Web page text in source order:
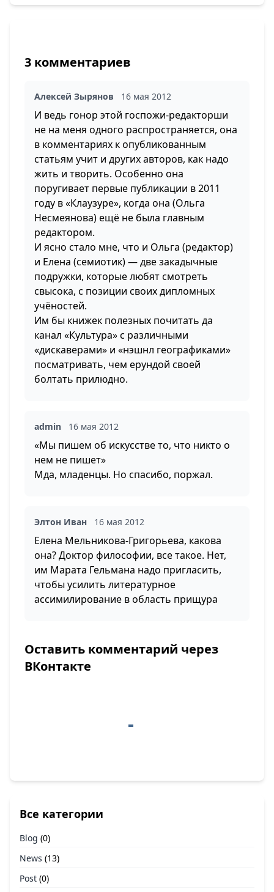
3 комментариев
Алексей Зырянов 16 мая 2012
И ведь гонор этой госпожи-редакторши
не на меня одного распространяется, она
в комментариях к опубликованным
статьям учит и других авторов, как надо
жить и творить. Особенно она
поругивает первые публикации в 2011
году в «Клаузуре», когда она (Ольга
Несмеянова) ещё не была главным
редактором.
И ясно стало мне, что и Ольга (редактор)
и Елена (семиотик) — две закадычные
подружки, которые любят смотреть
свысока, с позиции своих дипломных
учёностей.
Им бы книжек полезных почитать да
канал «Культура» с различными
«дискаверами» и «нэшнл географиками»
посматривать, чем ерундой своей
болтать прилюдно.
admin 16 мая 2012
«Мы пишем об искусстве то, что никто о
нем не пишет»
Мда, младенцы. Но спасибо, поржал.
Элтон Иван 16 мая 2012
Елена Мельникова-Григорьева, какова
она? Доктор философии, все такое. Нет,
им Марата Гельмана надо пригласить,
чтобы усилить литературное
ассимилирование в область прищура
Оставить комментарий через
ВКонтакте
Все категории
Blog (0)
News (13)
Post (0)